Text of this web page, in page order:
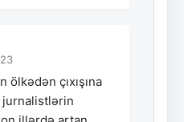
ölkədən çıxışına
jurnalistlərin